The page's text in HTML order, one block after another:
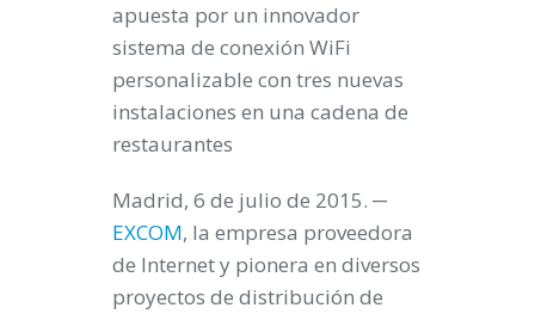
apuesta por un innovador
sistema de conexión WiFi
personalizable con tres nuevas
instalaciones en una cadena de
restaurantes
Madrid, 6 de julio de 2015. ─
EXCOM, la empresa proveedora
de Internet y pionera en diversos
proyectos de distribución de